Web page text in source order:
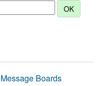
Message Boards